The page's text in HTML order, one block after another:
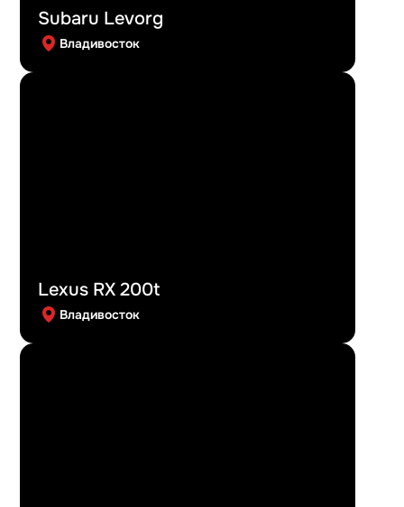
Subaru Levorg
Владивосток
Lexus RX 200t
Владивосток